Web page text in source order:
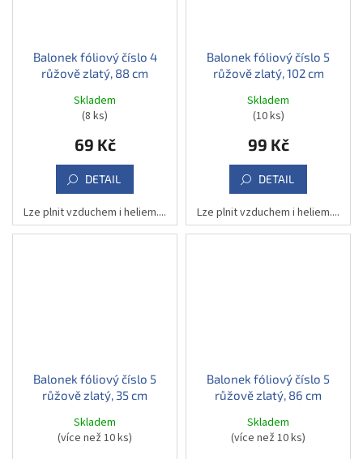
Balonek fóliový číslo 4
růžově zlatý, 88 cm
Skladem
(8 ks)
69 Kč
DETAIL
Lze plnit vzduchem i heliem....
Balonek fóliový číslo 5
růžově zlatý, 102 cm
Skladem
(10 ks)
99 Kč
DETAIL
Lze plnit vzduchem i heliem....
Balonek fóliový číslo 5
růžově zlatý, 35 cm
Skladem
(více než 10 ks)
Balonek fóliový číslo 5
růžově zlatý, 86 cm
Skladem
(více než 10 ks)